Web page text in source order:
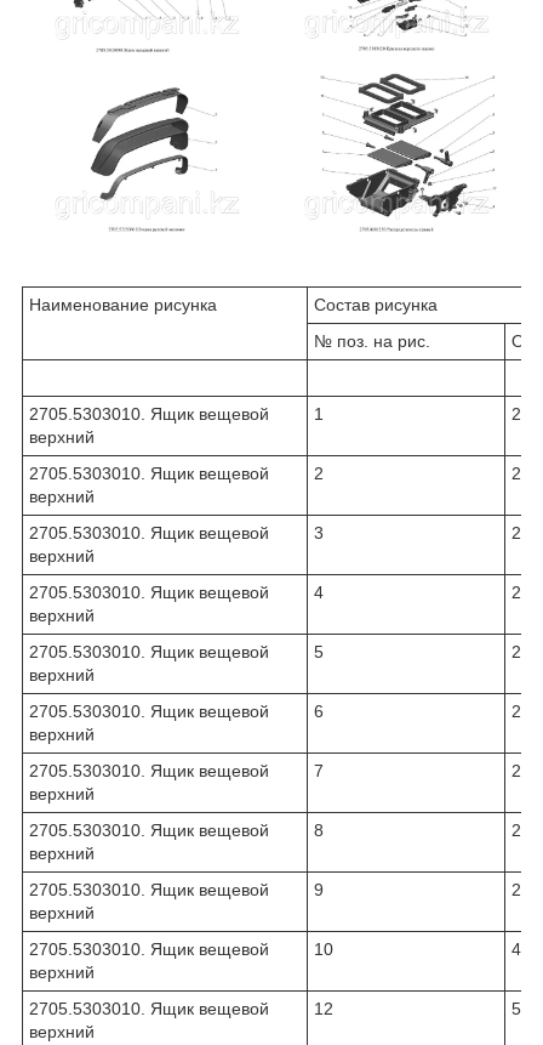
Наименование рисунка
Состав рисунка
№ поз. на рис.
2705.5303010. Ящик вещевой
верхний
1
2705.5303010. Ящик вещевой
верхний
2
2705.5303010. Ящик вещевой
верхний
3
2705.5303010. Ящик вещевой
верхний
4
2705.5303010. Ящик вещевой
верхний
5
2705.5303010. Ящик вещевой
верхний
6
2705.5303010. Ящик вещевой
верхний
7
2705.5303010. Ящик вещевой
верхний
8
2705.5303010. Ящик вещевой
верхний
9
2705.5303010. Ящик вещевой
верхний
10
2705.5303010. Ящик вещевой
верхний
12